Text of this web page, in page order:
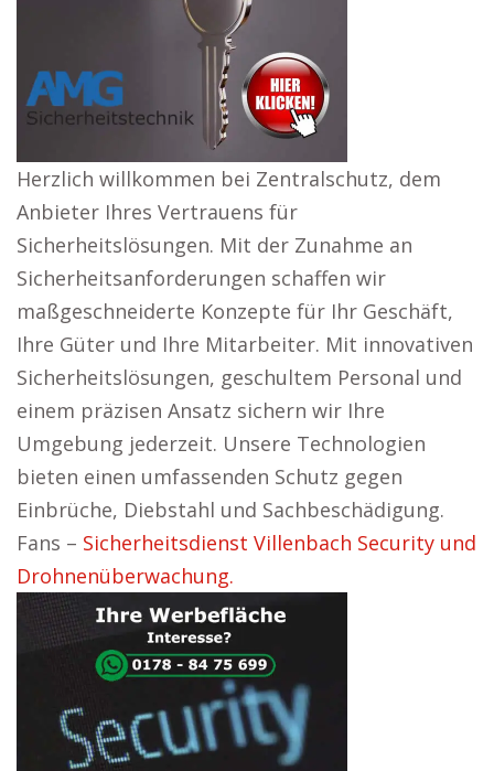
Herzlich willkommen bei Zentralschutz, dem
Anbieter Ihres Vertrauens für
Sicherheitslösungen. Mit der Zunahme an
Sicherheitsanforderungen schaffen wir
maßgeschneiderte Konzepte für Ihr Geschäft,
Ihre Güter und Ihre Mitarbeiter. Mit innovativen
Sicherheitslösungen, geschultem Personal und
einem präzisen Ansatz sichern wir Ihre
Umgebung jederzeit. Unsere Technologien
bieten einen umfassenden Schutz gegen
Einbrüche, Diebstahl und Sachbeschädigung.
Fans – Sicherheitsdienst Villenbach Security und
Drohnenüberwachung.